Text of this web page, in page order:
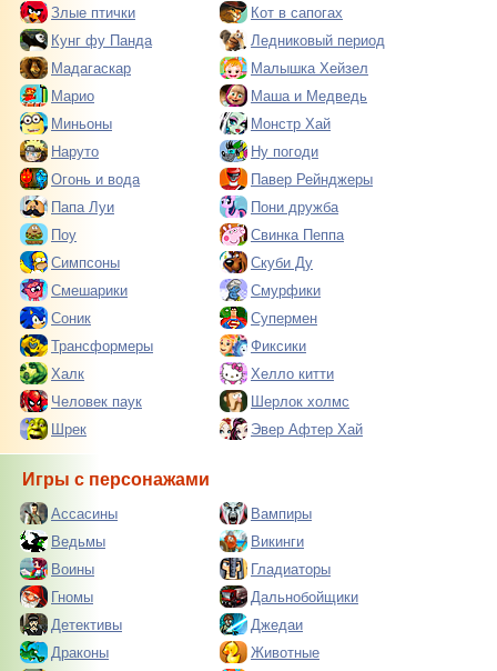
Злые птички
Кот в сапогах
Кунг фу Панда
Ледниковый период
Мадагаскар
Малышка Хейзел
Марио
Маша и Медведь
Миньоны
Монстр Хай
Наруто
Ну погоди
Огонь и вода
Павер Рейнджеры
Папа Луи
Пони дружба
Поу
Свинка Пеппа
Симпсоны
Скуби Ду
Смешарики
Смурфики
Соник
Супермен
Трансформеры
Фиксики
Халк
Хелло китти
Человек паук
Шерлок холмс
Шрек
Эвер Афтер Хай
Игры с персонажами
Ассасины
Вампиры
Ведьмы
Викинги
Воины
Гладиаторы
Гномы
Дальнобойщики
Детективы
Джедаи
Драконы
Животные